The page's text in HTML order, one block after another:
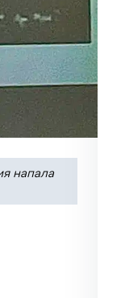
напала